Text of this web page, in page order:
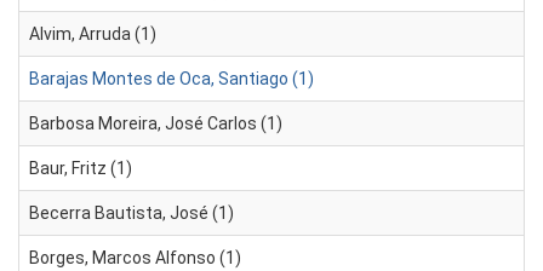
Alvim, Arruda (1)
Barajas Montes de Oca, Santiago (1)
Barbosa Moreira, José Carlos (1)
Baur, Fritz (1)
Becerra Bautista, José (1)
Borges, Marcos Alfonso (1)